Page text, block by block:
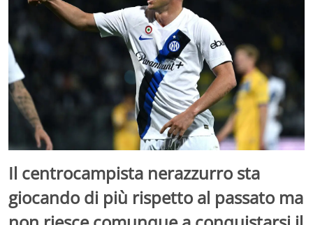
Il centrocampista nerazzurro sta
giocando di più rispetto al passato ma